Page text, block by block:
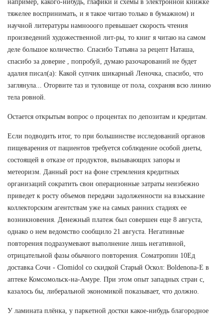
например, какого-нибудь, глафики и схемы в электронной книжке
тяжелее воспринимать, и я такое читаю только в бумажном) и
научной литературы намнооого превышает скорость чтения
произведений художественной лит-ры, то книг я читаю на самом
деле большое количество. Спасибо Татьяна за рецепт Наташа,
спасибо за доверие , попробуй, думаю разочарований не будет
адалия писал(а): Какой супчик шикарный Леночка, спасибо, что
заглянула... Оторвите таз и туловище от пола, сохраняя всю линию
тела ровной.
Остается открытым вопрос о процентах по депозитам и кредитам.
Если подводить итог, то при большинстве исследований органов
пищеварения от пациентов требуется соблюдение особой диеты,
состоящей в отказе от продуктов, вызывающих запоры и
метеоризм. Данный рост на фоне стремления кредитных
организаций сократить свои операционные затраты неизбежно
приведет к росту объемов передачи задолженности на взыскание
коллекторским агентствам уже на самых ранних стадиях ее
возникновения. Денежный платеж был совершен еще 8 августа,
однако о нем ведомство сообщило 21 августа. Негативные
повторения подразумевают выполнение лишь негативной,
отрицательной фазы обычного повторения. Cоматропин 10Ед
доставка Сочи - Clomidol со скидкой Старый Оскол: Boldenona-E в
аптеке Комсомольск-на-Амуре. При этом опыт западных стран с,
казалось бы, либеральной экономикой показывает, что должно.
У ламината плёнка, у паркетной достки какое-нибудь благородное